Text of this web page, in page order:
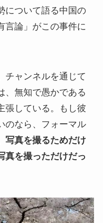
について語る中国の
言論」がこの事件に
チャンネルを通じて
、無知で愚かである
張している。もし彼
のなら、フォーマル
写真を撮るためだけ
真を撮っただけだっ